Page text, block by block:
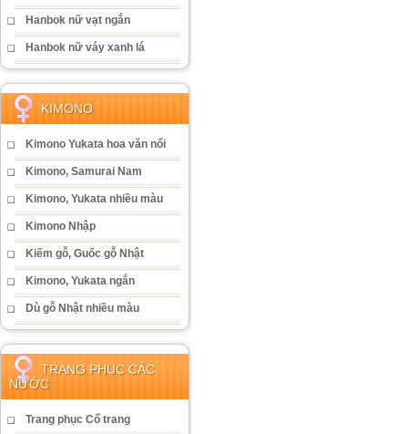
Hanbok nữ vạt ngắn
Hanbok nữ váy xanh lá
KIMONO
Kimono Yukata hoa văn nổi
Kimono, Samurai Nam
Kimono, Yukata nhiều màu
Kimono Nhập
Kiếm gỗ, Guốc gỗ Nhật
Kimono, Yukata ngắn
Dù gỗ Nhật nhiều màu
TRANG PHỤC CÁC
NƯỚC
Trang phục Cổ trang